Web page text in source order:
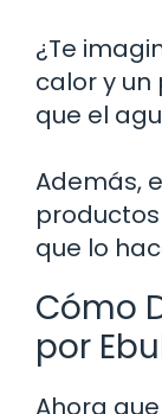
¿Te
calor y
que el
Además,
que lo
Cómo
por
Ahora